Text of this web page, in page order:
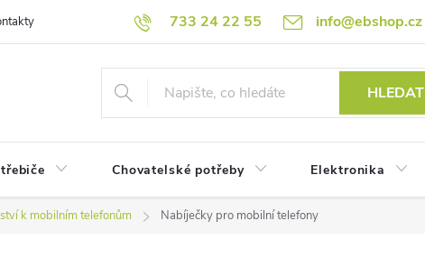
733 24 22 55 info@ebshop.cz
HLEDAT
Chovatelské potřeby Elektronika
k mobilním telefonům Nabíječky pro mobilní telefony